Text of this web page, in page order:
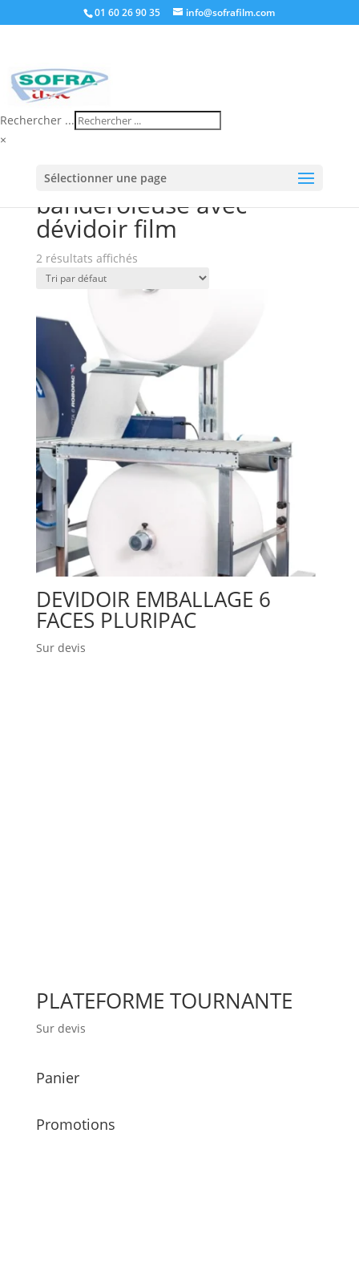
01 60 26 90 35 info@sofrafilm.com
Rechercher ...
×
Sélectionner une page
“banderoleuse avec dévidoir film”
banderoleuse avec
dévidoir film
2 résultats affichés
DEVIDOIR EMBALLAGE 6
FACES PLURIPAC
Sur devis
PLATEFORME TOURNANTE
Sur devis
Panier
Promotions